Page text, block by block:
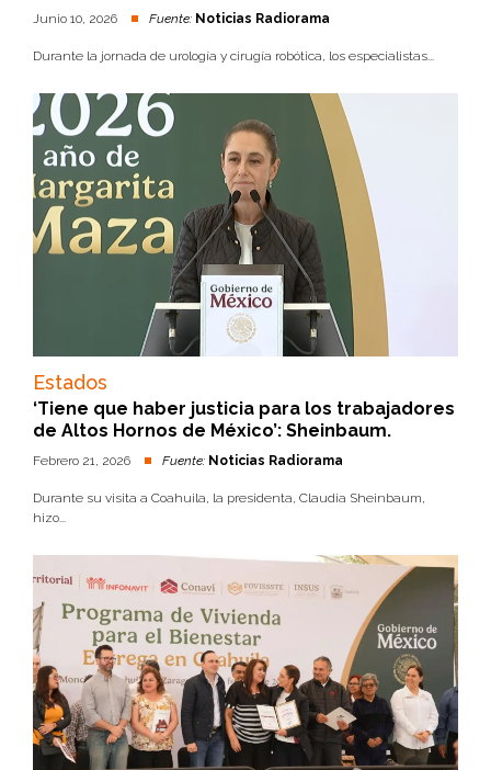
Junio 10, 2026 Fuente: Noticias Radiorama
Durante la jornada de urología y cirugía robótica, los especialistas...
Estados
‘Tiene que haber justicia para los trabajadores
de Altos Hornos de México’: Sheinbaum.
Febrero 21, 2026 Fuente: Noticias Radiorama
Durante su visita a Coahuila, la presidenta, Claudia Sheinbaum,
hizo...